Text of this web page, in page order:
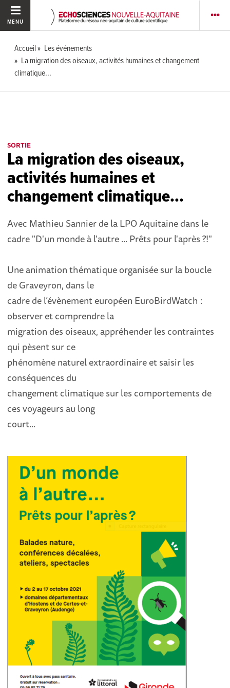
MENU
Accueil
Les événements
La migration des oiseaux, activités humaines et changement
climatique...
SORTIE
La migration des oiseaux,
activités humaines et
changement climatique...
Avec Mathieu Sannier de la LPO Aquitaine dans le
cadre "D'un monde à l'autre ... Prêts pour l'après ?!"
Une animation thématique organisée sur la boucle
de Graveyron, dans le
cadre de l’évènement européen EuroBirdWatch :
observer et comprendre la
migration des oiseaux, appréhender les contraintes
qui pèsent sur ce
phénomène naturel extraordinaire et saisir les
conséquences du
changement climatique sur les comportements de
ces voyageurs au long
court...